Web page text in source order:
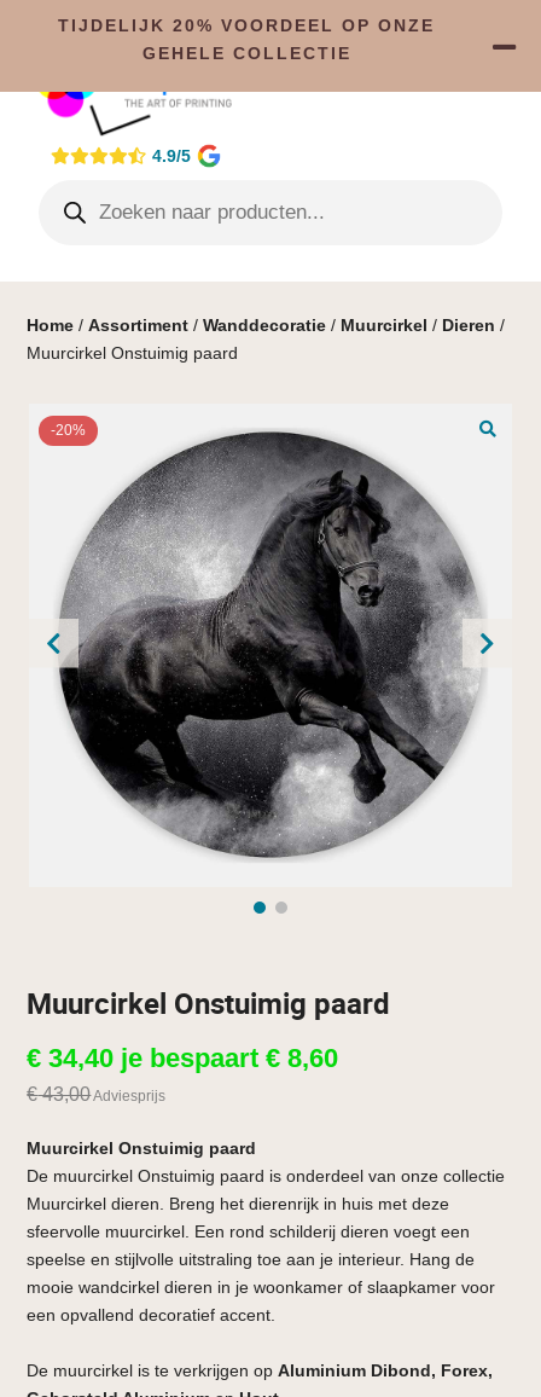
4.9/5
Home /Assortiment /Wanddecoratie / Muurcirkel / Dieren /
Muurcirkel Onstuimig paard
-20%
Muurcirkel Onstuimig paard
€ 34,40 je bespaart€ 8,60
€43,00Adviesprijs
Muurcirkel Onstuimig paard
De muurcirkel Onstuimig paard is onderdeel van onze collectie
Muurcirkel dieren. Breng het dierenrijk in huis met deze
sfeervolle muurcirkel. Een rond schilderij dieren voegt een
speelse en stijlvolle uitstraling toe aan je interieur. Hang de
mooie wandcirkel dieren in je woonkamer of slaapkamer voor
een opvallend decoratief accent.
De muurcirkel is te verkrijgen opAluminium Dibond, Forex,
TIJDELIJK 20% VOORDEEL OP ONZE
GEHELE COLLECTIE